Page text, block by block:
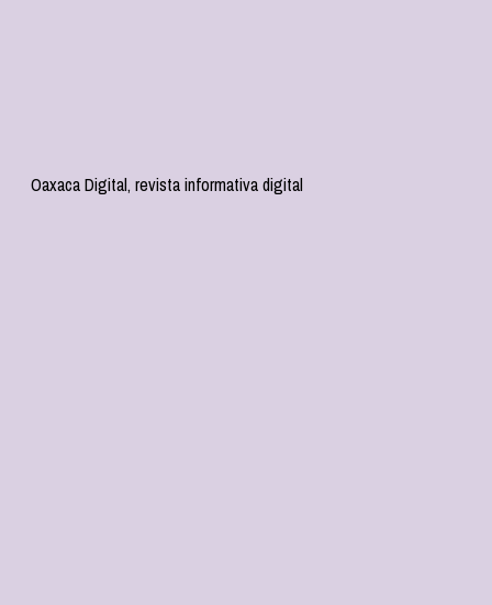
Oaxaca Digital, revista informativa digital